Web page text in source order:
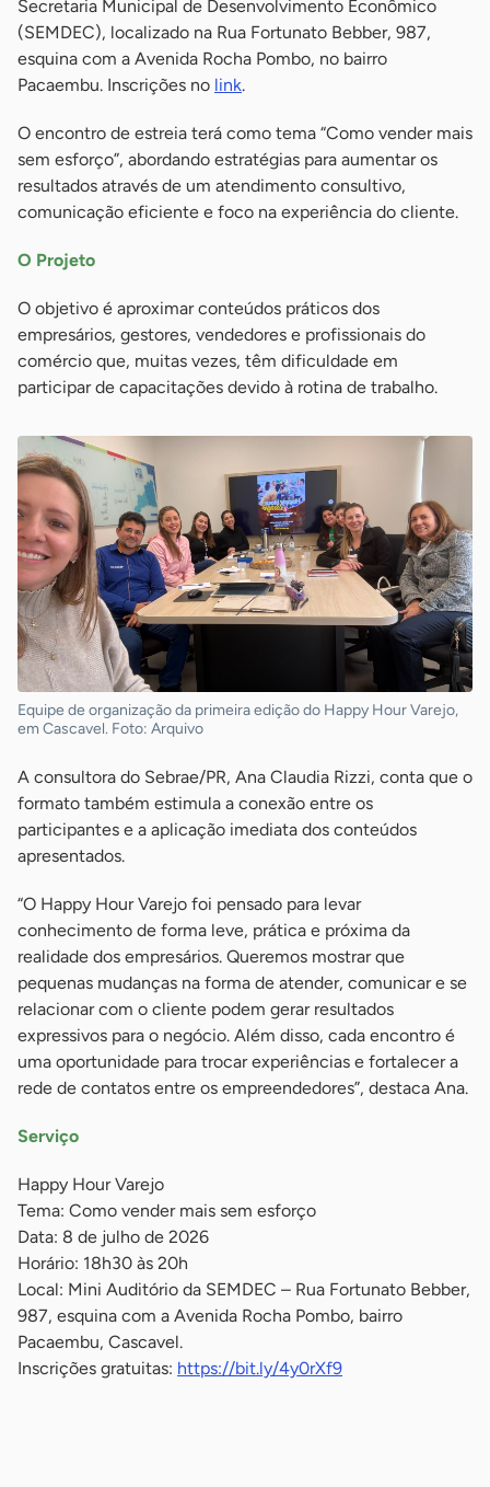
Secretaria Municipal de Desenvolvimento Econômico
(SEMDEC), localizado na Rua Fortunato Bebber, 987,
esquina com a Avenida Rocha Pombo, no bairro
Pacaembu. Inscrições no link.
O encontro de estreia terá como tema “Como vender mais
sem esforço”, abordando estratégias para aumentar os
resultados através de um atendimento consultivo,
comunicação eficiente e foco na experiência do cliente.
O Projeto
O objetivo é aproximar conteúdos práticos dos
empresários, gestores, vendedores e profissionais do
comércio que, muitas vezes, têm dificuldade em
participar de capacitações devido à rotina de trabalho.
Equipe de organização da primeira edição do Happy Hour Varejo,
em Cascavel. Foto: Arquivo
A consultora do Sebrae/PR, Ana Claudia Rizzi, conta que o
formato também estimula a conexão entre os
participantes e a aplicação imediata dos conteúdos
apresentados.
“O Happy Hour Varejo foi pensado para levar
conhecimento de forma leve, prática e próxima da
realidade dos empresários. Queremos mostrar que
pequenas mudanças na forma de atender, comunicar e se
relacionar com o cliente podem gerar resultados
expressivos para o negócio. Além disso, cada encontro é
uma oportunidade para trocar experiências e fortalecer a
rede de contatos entre os empreendedores”, destaca Ana.
Serviço
Happy Hour Varejo
Tema: Como vender mais sem esforço
Data: 8 de julho de 2026
Horário: 18h30 às 20h
Local: Mini Auditório da SEMDEC – Rua Fortunato Bebber,
987, esquina com a Avenida Rocha Pombo, bairro
Pacaembu, Cascavel.
Inscrições gratuitas: https://bit.ly/4y0rXf9